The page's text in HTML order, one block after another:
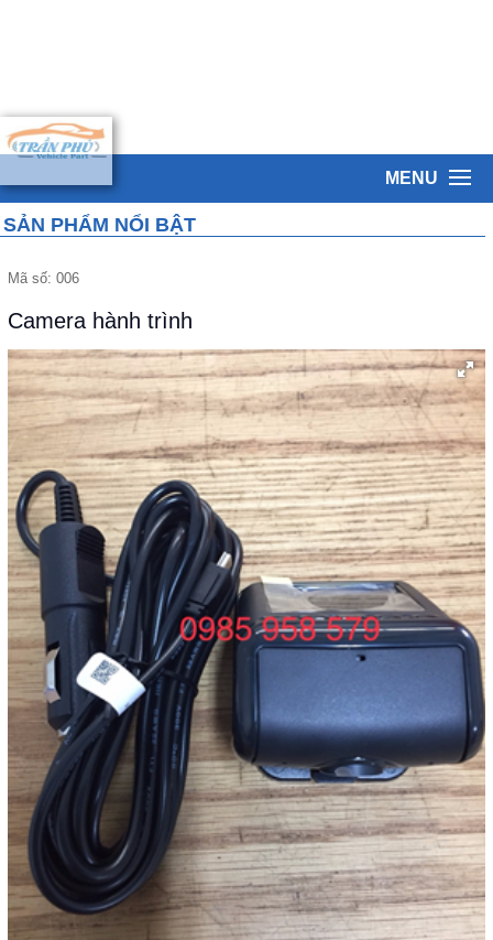
MENU
SẢN PHẨM NỔI BẬT
Mã số: 006
Camera hành trình